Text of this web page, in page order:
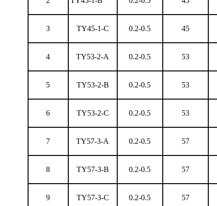
3 TY45-1-C 0.2-0.5 45
4 TY53-2-A 0.2-0.5 53
5 TY53-2-B 0.2-0.5 53
6 TY53-2-C 0.2-0.5 53
7 TY57-3-A 0.2-0.5 57
8 TY57-3-B 0.2-0.5 57
9 TY57-3-C 0.2-0.5 57